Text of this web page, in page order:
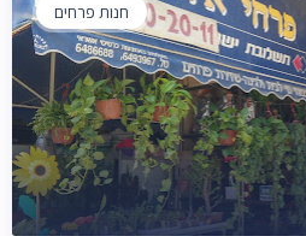
חנות פרחים